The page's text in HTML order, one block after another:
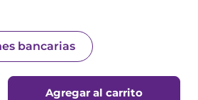
bancarias
Agregar al carrito